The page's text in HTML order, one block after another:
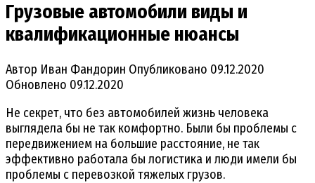
Грузовые автомобили виды и
квалификационные нюансы
Автор Иван Фандорин Опубликовано 09.12.2020
Обновлено 09.12.2020
Не секрет, что без автомобилей жизнь человека
выглядела бы не так комфортно. Были бы проблемы с
передвижением на большие расстояние, не так
эффективно работала бы логистика и люди имели бы
проблемы с перевозкой тяжелых грузов.